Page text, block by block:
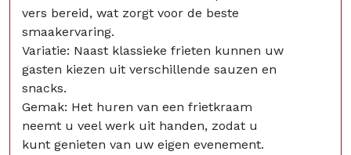
vers bereid, wat zorgt voor de beste
smaakervaring.
Variatie: Naast klassieke frieten kunnen uw
gasten kiezen uit verschillende sauzen en
snacks.
Gemak: Het huren van een frietkraam
neemt u veel werk uit handen, zodat u
kunt genieten van uw eigen evenement.